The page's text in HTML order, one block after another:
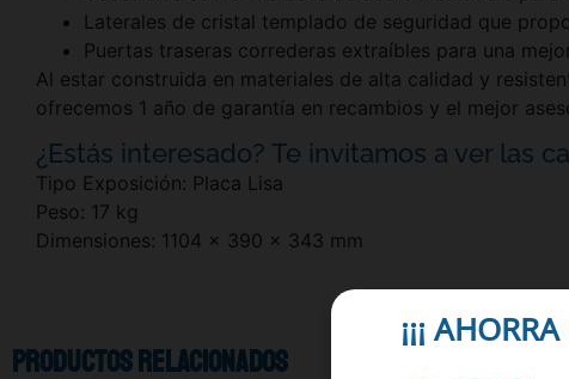
Laterales de cristal templado de seguridad que
Puertas traseras correderas extraíbles para una
Al estar construida en materiales de alta calidad y
ofrecemos 1 año de garantía en recambios y el mejor
¿Estás interesado? Te invitamos a ver las
Tipo Exposición: Placa Lisa
Peso: 17 kg
Dimensiones: 1104 x 390 x 343 mm
Productos relacionados
¡¡¡